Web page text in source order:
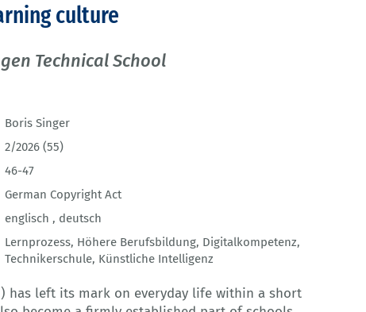
culture
Technical School
Boris Singer
2/2026 (55)
46-47
German Copyright Act
englisch , deutsch
Lernprozess, Höhere Berufsbildung, Digitalkompetenz,
Technikerschule, Künstliche Intelligenz
has left its mark on everyday life within a short